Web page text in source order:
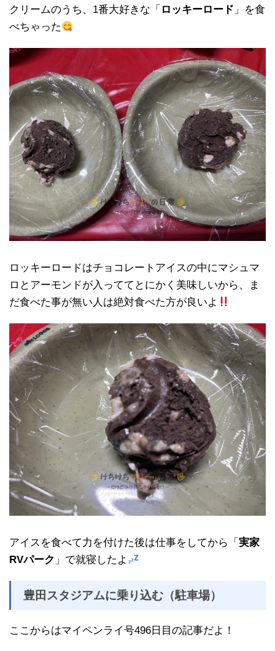
クリームのうち、1番大好きな「 ロッキーロード 」を食
べちゃった
ロッキーロードはチョコレートアイスの中にマシュマ
ロとアーモンドが入っててとにかく美味しいから、ま
だ食べた事が無い人は絶対食べた方が良いよ
アイスを食べて力を付けた後は仕事をしてから「 実家
RVパーク 」で就寝したよ
豊田スタジアムに乗り込む（駐車場）
ここからはマイペンライ号496日目の記事だよ！